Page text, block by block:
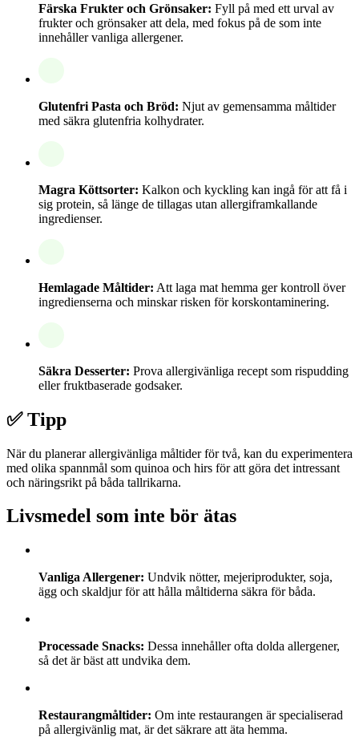
Färska Frukter och Grönsaker: Fyll på med ett urval av
frukter och grönsaker att dela, med fokus på de som inte
innehåller vanliga allergener.
Glutenfri Pasta och Bröd: Njut av gemensamma måltider
med säkra glutenfria kolhydrater.
Magra Köttsorter: Kalkon och kyckling kan ingå för att få i
sig protein, så länge de tillagas utan allergiframkallande
ingredienser.
Hemlagade Måltider: Att laga mat hemma ger kontroll över
ingredienserna och minskar risken för korskontaminering.
Säkra Desserter: Prova allergivänliga recept som rispudding
eller fruktbaserade godsaker.
✅ Tipp
När du planerar allergivänliga måltider för två, kan du experimentera
med olika spannmål som quinoa och hirs för att göra det intressant
och näringsrikt på båda tallrikarna.
Livsmedel som inte bör ätas
Vanliga Allergener: Undvik nötter, mejeriprodukter, soja,
ägg och skaldjur för att hålla måltiderna säkra för båda.
Processade Snacks: Dessa innehåller ofta dolda allergener,
så det är bäst att undvika dem.
Restaurangmåltider: Om inte restaurangen är specialiserad
på allergivänlig mat, är det säkrare att äta hemma.